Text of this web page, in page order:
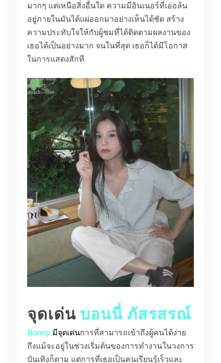
มากๆ แต่เหนือสิ่งอื่นใด ความมีอินเนอร์ที่เอ่อล้น
อยู่ภายในมันได้แผ่ออกมาอย่างเห็นได้ชัด สร้าง
ความประทับใจให้กับผู้ชมที่ได้ติดตามผลงานของ
เธอได้เป็นอย่างมาก จนในที่สุด เธอก็ได้มีโอกาส
ในการแสดงสักที
จุดเด่นบอนนี่ ภัสรสรณ์
Bonny มีจุดเด่นการที่สามารถเข้าถึงผู้คนได้ง่าย
ถึงแม้จะอยู่ในช่วงเริ่มต้นของการทำงานในวงการ
บันเทิงก็ตาม แต่การที่เธอเป็นคนเรียนรู้เร็วและ